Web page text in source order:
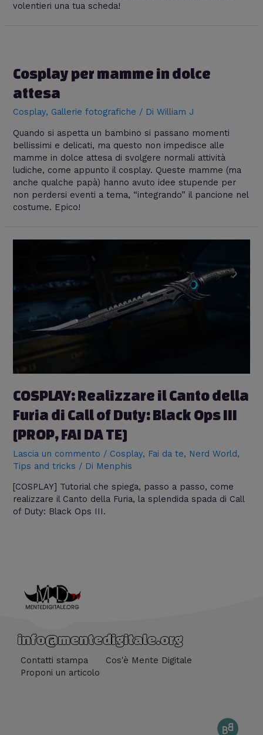
volentieri una tua scheda!
Cosplay per mamme in dolce
attesa
Cosplay, Gallerie fotografiche / DiWilliam J
Quando si aspetta un bambino si passano momenti
bellissimi e delicati, ma questo non impedisce alle
mamme in dolce attesa di svolgere normali attività
ludiche, come appunto il cosplay. Queste mamme (ma
anche qualche papà) hanno avuto idee stupende per
non perdersi eventi a tema, “integrando” il pancione nel
costume. Epico!
COSPLAY: Realizzare il Canto della
Furia di Call of Duty: Black Ops III
[PROP, FAI DA TE]
Lascia un commento / Cosplay, Fai da te, Nerd World,
Tips and tricks / Di Menphis
[COSPLAY] Tutorial che spiega, passo a passo, come
realizzare il Canto della Furia, la splendida spada di Call
of Duty: Black Ops III.
info@mentedigitale.org
Contatti stampa
Cos'è Mente Digitale
Proponi un articolo